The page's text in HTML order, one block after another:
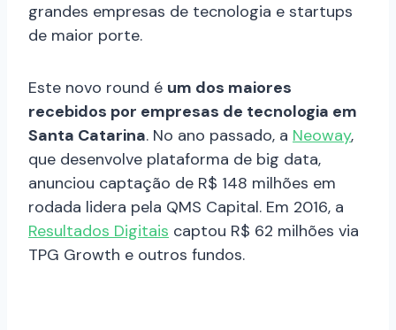
grandes empresas de tecnologia e startups
de maior porte.
Este novo round é um dos maiores
recebidos por empresas de tecnologia em
Santa Catarina. No ano passado, a Neoway,
que desenvolve plataforma de big data,
anunciou captação de R$ 148 milhões em
rodada lidera pela QMS Capital. Em 2016, a
Resultados Digitais captou R$ 62 milhões via
TPG Growth e outros fundos.